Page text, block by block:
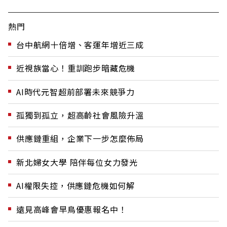
熱門
台中航網十倍增、客運年增近三成
近視族當心！重訓跑步暗藏危機
AI時代元智超前部署未來競爭力
孤獨到孤立，超高齡社會風險升溫
供應鏈重組，企業下一步怎麼佈局
新北婦女大學 陪伴每位女力發光
AI權限失控，供應鏈危機如何解
遠見高峰會早鳥優惠報名中！